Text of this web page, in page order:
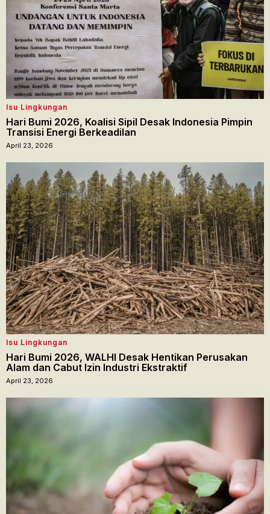
Isu Lingkungan
Hari Bumi 2026, Koalisi Sipil Desak Indonesia Pimpin
Transisi Energi Berkeadilan
April 23, 2026
Isu Lingkungan
Hari Bumi 2026, WALHI Desak Hentikan Perusakan
Alam dan Cabut Izin Industri Ekstraktif
April 23, 2026